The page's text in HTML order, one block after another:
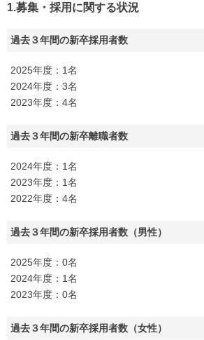
1.募集・採用に関する状況
過去３年間の新卒採用者数
2025年度：1名
2024年度：3名
2023年度：4名
過去３年間の新卒離職者数
2024年度：1名
2023年度：1名
2022年度：4名
過去３年間の新卒採用者数（男性）
2025年度：0名
2024年度：1名
2023年度：0名
過去３年間の新卒採用者数（女性）